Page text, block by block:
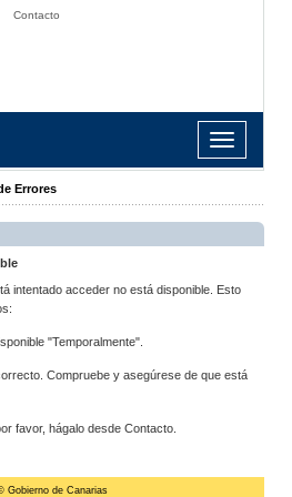
Contacto
Toggle
navigation
Errores
intentado acceder no está disponible. Esto
"Temporalmente".
Compruebe y asegúrese de que está
favor, hágalo desde Contacto.
Gobierno de Canarias